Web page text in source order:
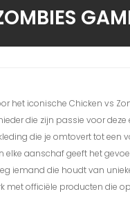
het iconische Chicken vs
die zijn passie voor
die je omtovert tot een
aanschaf geeft het
iemand die houdt van
met officiële producten die